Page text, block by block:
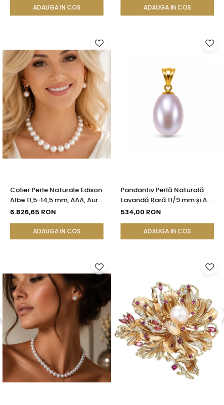
ADAUGA IN COS ADAUGA IN COS
Colier Perle Naturale Edison
Albe 11,5-14,5 mm, AAA, Aur
Galben 14K | KASKADDA®
6.826,65 RON
ADAUGA IN COS
Pandantiv Perlă Naturală
Lavandă Rară 11/9 mm și Aur
Galben 14K (aur 585) |
534,00 RON
ADAUGA IN COS